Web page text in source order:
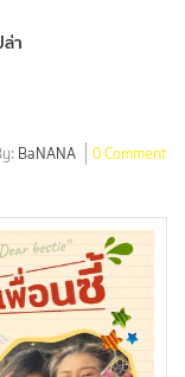
า
BaNANA 0 Comment